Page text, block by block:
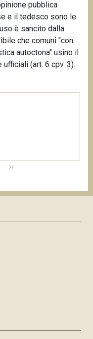
pubblica
e il tedesco sono le
è sancito dalla
che comuni "con
autoctona" usino il
(art. 6 cpv. 3).
P
g
v
››